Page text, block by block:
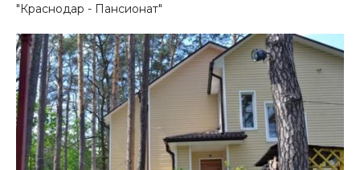
"Краснодар - Пансионат"